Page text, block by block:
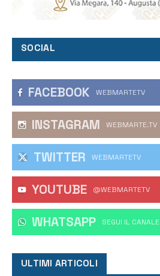
SOCIAL
FACEBOOK WEBMARTETV
INSTAGRAM WEBMARTE.TV
TWITTER WEBMARTETV
YOUTUBE @WEBMARTETV
WHATSAPP ‎SEGUI IL CANALE
ULTIMI ARTICOLI